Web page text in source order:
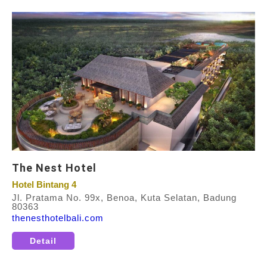
The Nest Hotel
Hotel Bintang 4
Jl. Pratama No. 99x, Benoa, Kuta Selatan, Badung
80363
thenesthotelbali.com
Detail